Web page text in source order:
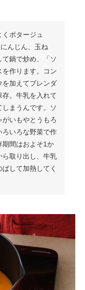
ポタージュ
んじん、玉ね
鍋で炒め、「ソ
作ります。コン
を加えてブレンダ
。牛乳を入れて
まうんです。ソ
いもやとうもろ
ろいろな野菜で作
期間はおよそ1か
ら取り出し、牛乳
して加熱してく